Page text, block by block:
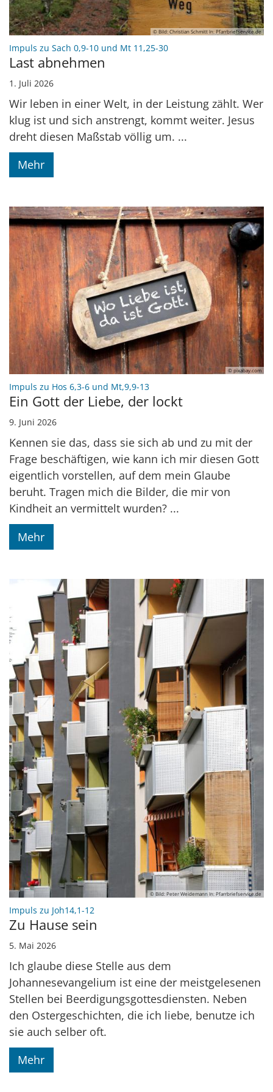
© Bild: Christian Schmitt In: Pfarrbriefservice.de
Impuls zu Sach 0,9-10 und Mt 11,25-30:
Last abnehmen
1. Juli 2026
Wir leben in einer Welt, in der Leistung zählt. Wer
klug ist und sich anstrengt, kommt weiter. Jesus
dreht diesen Maßstab völlig um. ...
Mehr
© pixabay.com
Impuls zu Hos 6,3-6 und Mt,9,9-13:
Ein Gott der Liebe, der lockt
9. Juni 2026
Kennen sie das, dass sie sich ab und zu mit der
Frage beschäftigen, wie kann ich mir diesen Gott
eigentlich vorstellen, auf dem mein Glaube
beruht. Tragen mich die Bilder, die mir von
Kindheit an vermittelt wurden? ...
Mehr
© Bild: Peter Weidemann In: Pfarrbriefservice.de
Impuls zu Joh14,1-12
Zu Hause sein
5. Mai 2026
Ich glaube diese Stelle aus dem
Johannesevangelium ist eine der meistgelesenen
Stellen bei Beerdigungsgottesdiensten. Neben
den Ostergeschichten, die ich liebe, benutze ich
sie auch selber oft.
Mehr